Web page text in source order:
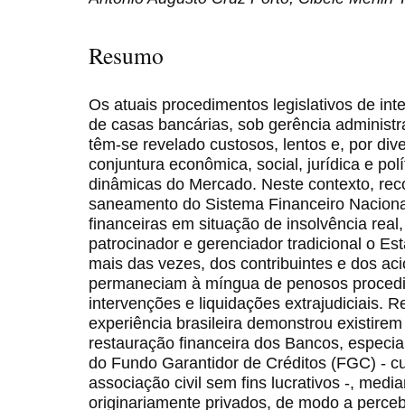
Resumo
Os atuais procedimentos legislativos de
de casas bancárias, sob gerência
têm-se revelado custosos, lentos e, por
conjuntura econômica, social, jurídica e
dinâmicas do Mercado. Neste contexto,
saneamento do Sistema Financeiro
financeiras em situação de insolvência
patrocinador e gerenciador tradicional o
mais das vezes, dos contribuintes e dos
permaneciam à míngua de penosos
intervenções e liquidações extrajudiciais.
experiência brasileira demonstrou
restauração financeira dos Bancos,
do Fundo Garantidor de Créditos (FGC) -
associação civil sem fins lucrativos -,
originariamente privados, de modo a